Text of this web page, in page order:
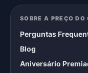
SOBRE A PREÇO DO
Perguntas
Blog
Aniversário